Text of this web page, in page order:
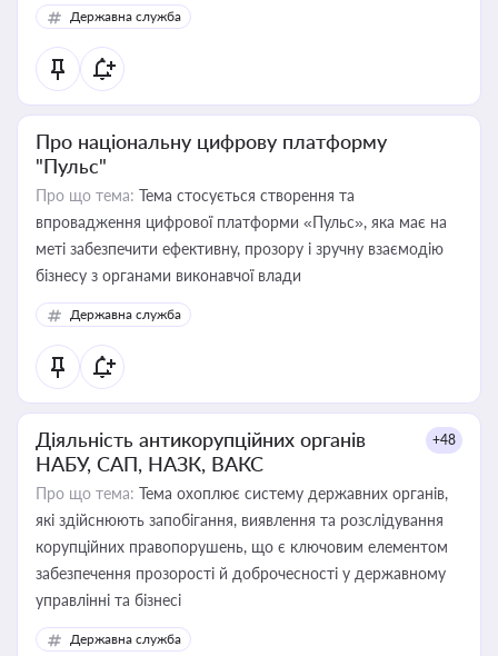
Державна служба
Про національну цифрову платформу
"Пульс"
Про що тема: Тема стосується створення та
впровадження цифрової платформи «Пульс», яка має на
меті забезпечити ефективну, прозору і зручну взаємодію
бізнесу з органами виконавчої влади
Державна служба
Діяльність антикорупційних органів
НАБУ, САП, НАЗК, ВАКС
+48
Про що тема: Тема охоплює систему державних органів,
які здійснюють запобігання, виявлення та розслідування
корупційних правопорушень, що є ключовим елементом
забезпечення прозорості й доброчесності у державному
управлінні та бізнесі
Державна служба